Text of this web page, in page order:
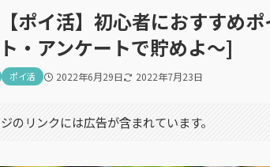
【ポイ活】初心者におすすめ
ト・アンケートで貯めよ～]
ポイ活 2022年6月29日 2022年7月23日
のリンクには広告が含まれています。